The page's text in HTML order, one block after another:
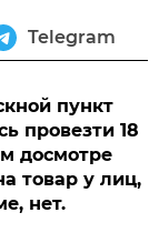
Telegram
пункт
провезти 18
досмотре
товар у лиц,
нет.